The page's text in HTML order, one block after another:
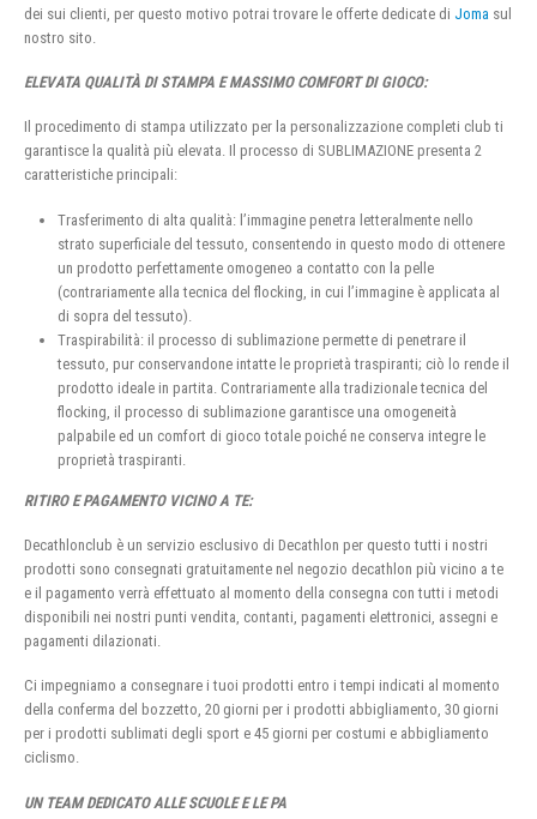
dei sui clienti, per questo motivo potrai trovare le offerte dedicate di Joma sul
nostro sito.
ELEVATA QUALITÀ DI STAMPA E MASSIMO COMFORT DI GIOCO:
Il procedimento di stampa utilizzato per la personalizzazione completi club ti
garantisce la qualità più elevata. Il processo di SUBLIMAZIONE presenta 2
caratteristiche principali:
Trasferimento di alta qualità: l’immagine penetra letteralmente nello
strato superficiale del tessuto, consentendo in questo modo di ottenere
un prodotto perfettamente omogeneo a contatto con la pelle
(contrariamente alla tecnica del flocking, in cui l’immagine è applicata al
di sopra del tessuto).
Traspirabilità: il processo di sublimazione permette di penetrare il
tessuto, pur conservandone intatte le proprietà traspiranti; ciò lo rende il
prodotto ideale in partita. Contrariamente alla tradizionale tecnica del
flocking, il processo di sublimazione garantisce una omogeneità
palpabile ed un comfort di gioco totale poiché ne conserva integre le
proprietà traspiranti.
RITIRO E PAGAMENTO VICINO A TE:
Decathlonclub è un servizio esclusivo di Decathlon per questo tutti i nostri
prodotti sono consegnati gratuitamente nel negozio decathlon più vicino a te
e il pagamento verrà effettuato al momento della consegna con tutti i metodi
disponibili nei nostri punti vendita, contanti, pagamenti elettronici, assegni e
pagamenti dilazionati.
Ci impegniamo a consegnare i tuoi prodotti entro i tempi indicati al momento
della conferma del bozzetto, 20 giorni per i prodotti abbigliamento, 30 giorni
per i prodotti sublimati degli sport e 45 giorni per costumi e abbigliamento
ciclismo.
UN TEAM DEDICATO ALLE SCUOLE E LE PA